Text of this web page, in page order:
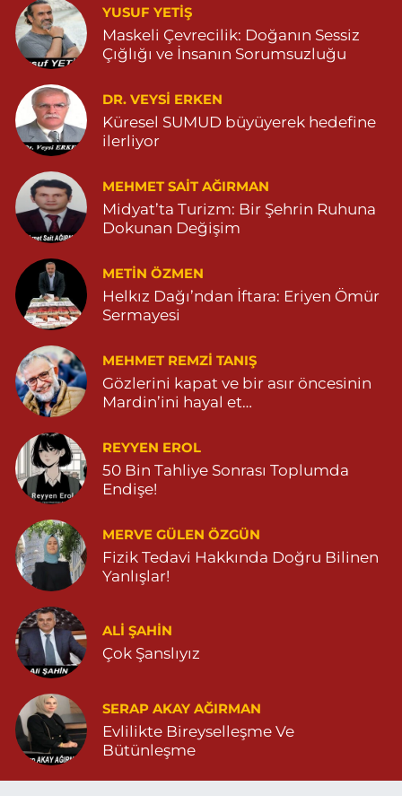
Ömerli Eczanesi
YENİ MAHALLE HASTANE CADDESİ 3086 SOKAK NO:7 2
04825413333
0 (482) 541 33 33 Yol Tarifi Al
Büşra Eczanesi
SAĞLIK OCAĞI YANI 04823812379
0 (482) 381 23 79 Yol Tarifi Al
Yavuz Eczanesi
MARDİN CADDE NO:20A 04825712234
0 (482) 571 22 34 Yol Tarifi Al
YUSUF YETİŞ
Maskeli Çevrecilik: Doğanın Sessiz
Çığlığı ve İnsanın Sorumsuzluğu
DR. VEYSI ERKEN
Küresel SUMUD büyüyerek hedefine
ilerliyor
MEHMET SAIT AĞIRMAN
Midyat’ta Turizm: Bir Şehrin Ruhuna
Dokunan Değişim
METIN ÖZMEN
Helkız Dağı’ndan İftara: Eriyen Ömür
Sermayesi
MEHMET REMZI TANIŞ
Gözlerini kapat ve bir asır öncesinin
Mardin’ini hayal et…
REYYEN EROL
50 Bin Tahliye Sonrası Toplumda
Endişe!
MERVE GÜLEN ÖZGÜN
Fizik Tedavi Hakkında Doğru Bilinen
Yanlışlar!
ALI ŞAHİN
Çok Şanslıyız
SERAP AKAY AĞIRMAN
Evlilikte Bireyselleşme Ve
Bütünleşme